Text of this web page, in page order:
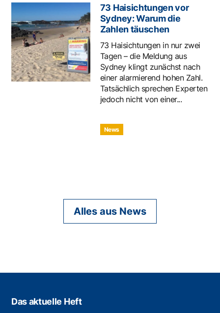
73 Haisichtungen vor
Sydney: Warum die
Zahlen täuschen
73 Haisichtungen in nur zwei
Tagen – die Meldung aus
Sydney klingt zunächst nach
einer alarmierend hohen Zahl.
Tatsächlich sprechen Experten
jedoch nicht von einer...
News
Alles aus News
Das aktuelle Heft